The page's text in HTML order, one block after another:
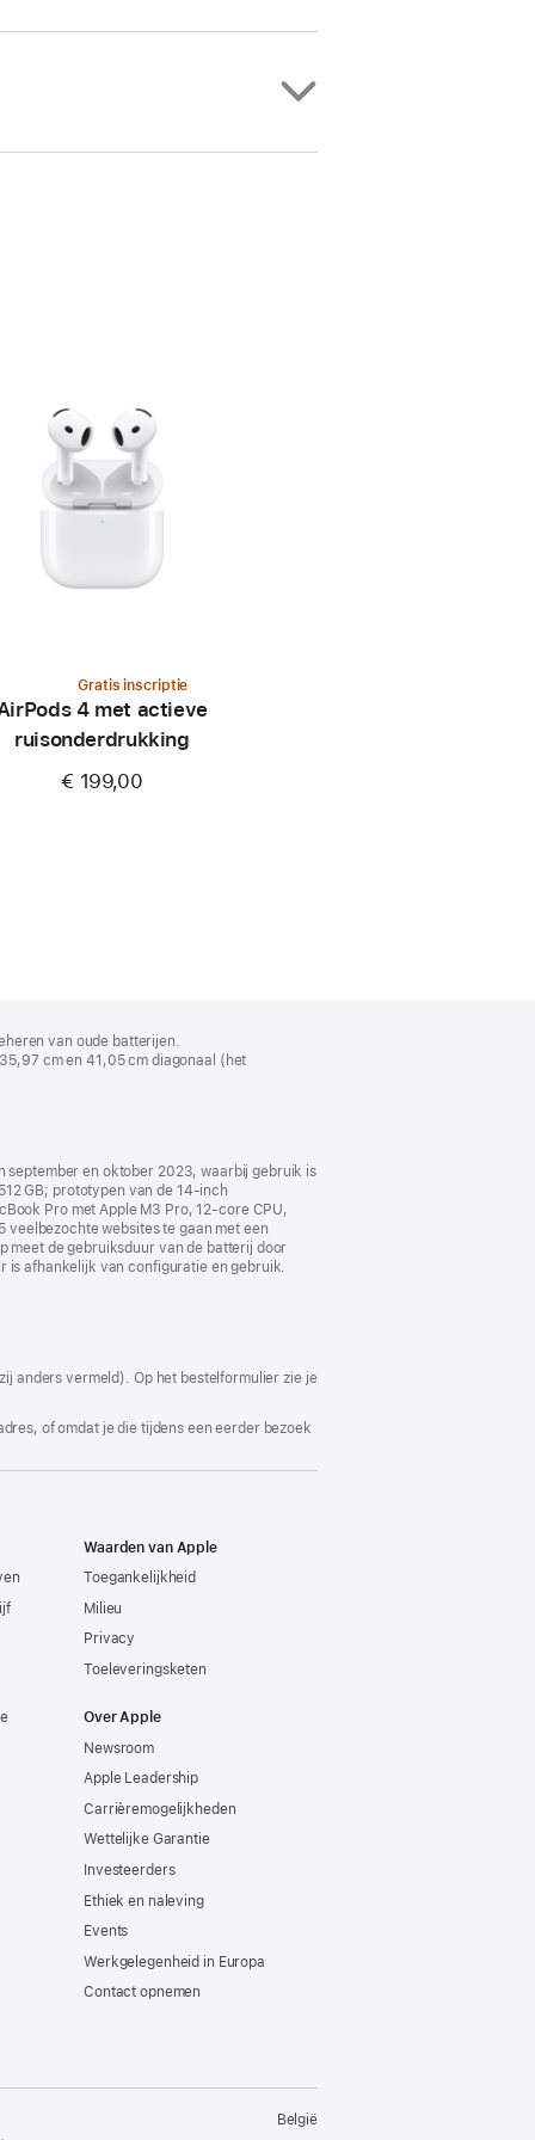
Gratis inscriptie
4 met actieve
ruisonderdrukking
€ 199,00
van oude batterijen.
cm en 41,05 cm diagonaal (het
en oktober 2023, waarbij gebruik is
GB; prototypen van de 14‑inch
Pro met Apple M3 Pro, 12‑core CPU,
veelbezochte websites te gaan met een
meet de gebruiksduur van de batterij door
is afhankelijk van configuratie en gebruik.
anders vermeld). Op het bestelformulier zie je
of omdat je die tijdens een eerder bezoek
Waarden van Apple
Toegankelijkheid
Milieu
Privacy
Toeleveringsketen
Over Apple
Newsroom
Apple Leadership
Carrièremogelijkheden
Wettelijke Garantie
Investeerders
Ethiek en naleving
Events
Werkgelegenheid in Europa
Contact opnemen
België